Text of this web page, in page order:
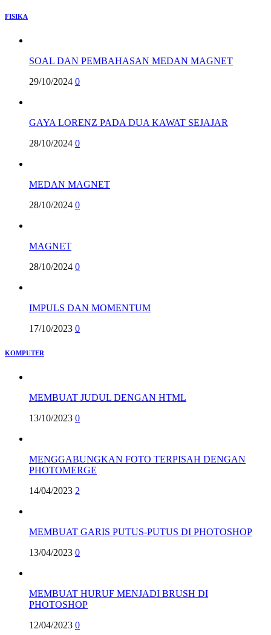
FISIKA
SOAL DAN PEMBAHASAN MEDAN MAGNET
29/10/2024 0
GAYA LORENZ PADA DUA KAWAT SEJAJAR
28/10/2024 0
MEDAN MAGNET
28/10/2024 0
MAGNET
28/10/2024 0
IMPULS DAN MOMENTUM
17/10/2023 0
KOMPUTER
MEMBUAT JUDUL DENGAN HTML
13/10/2023 0
MENGGABUNGKAN FOTO TERPISAH DENGAN
PHOTOMERGE
14/04/2023 2
MEMBUAT GARIS PUTUS-PUTUS DI PHOTOSHOP
13/04/2023 0
MEMBUAT HURUF MENJADI BRUSH DI
PHOTOSHOP
12/04/2023 0